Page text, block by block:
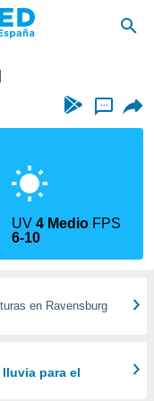
...
UV4 Medio FPS
6-10
en Ravensburg
para el